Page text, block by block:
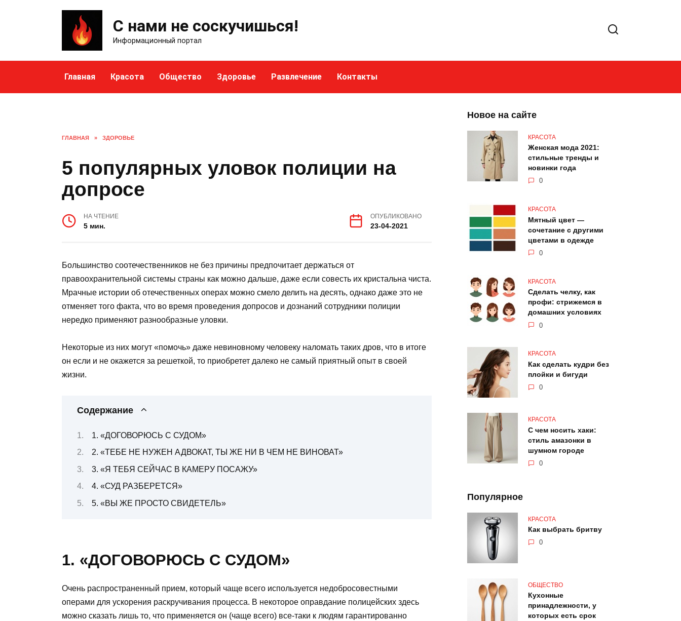
С нами не соскучишься!
Информационный портал
Главная Красота Общество Здоровье Развлечение Контакты
ГЛАВНАЯ » ЗДОРОВЬЕ
5 популярных уловок полиции на
допросе
НА ЧТЕНИЕ
5 мин.
ОПУБЛИКОВАНО
23-04-2021
Большинство соотечественников не без причины предпочитает держаться от
правоохранительной системы страны как можно дальше, даже если совесть их кристальна чиста.
Мрачные истории об отечественных операх можно смело делить на десять, однако даже это не
отменяет того факта, что во время проведения допросов и дознаний сотрудники полиции
нередко применяют разнообразные уловки.
Некоторые из них могут «помочь» даже невиновному человеку наломать таких дров, что в итоге
он если и не окажется за решеткой, то приобретет далеко не самый приятный опыт в своей
жизни.
Содержание
1. «ДОГОВОРЮСЬ С СУДОМ»
2. «ТЕБЕ НЕ НУЖЕН АДВОКАТ, ТЫ ЖЕ НИ В ЧЕМ НЕ ВИНОВАТ»
3. «Я ТЕБЯ СЕЙЧАС В КАМЕРУ ПОСАЖУ»
4. «СУД РАЗБЕРЕТСЯ»
5. «ВЫ ЖЕ ПРОСТО СВИДЕТЕЛЬ»
1. «ДОГОВОРЮСЬ С СУДОМ»
Очень распространенный прием, который чаще всего используется недобросовестными
операми для ускорения раскручивания процесса. В некоторое оправдание полицейских здесь
можно сказать лишь то, что применяется он (чаще всего) все-таки к людям гарантированно
Новое на сайте
КРАСОТА
Женская мода 2021:
стильные тренды и
новинки года
0
КРАСОТА
Мятный цвет —
сочетание с другими
цветами в одежде
0
КРАСОТА
Сделать челку, как
профи: стрижемся в
домашних условиях
0
КРАСОТА
Как сделать кудри без
плойки и бигуди
0
КРАСОТА
С чем носить хаки:
стиль амазонки в
шумном городе
0
Популярное
КРАСОТА
Как выбрать бритву
0
ОБЩЕСТВО
Кухонные
принадлежности, у
которых есть срок